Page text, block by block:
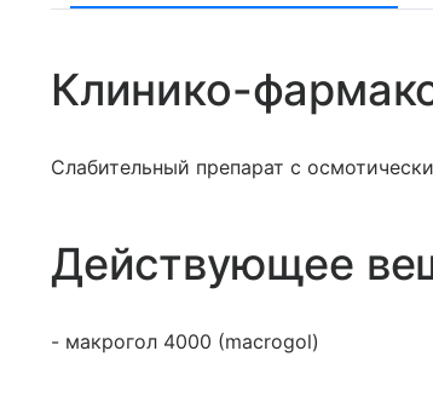
Клинико-
Слабительный препарат с
Действующее
- макрогол 4000 (macrogol)